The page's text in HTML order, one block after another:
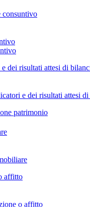
consuntivo
dei risultati attesi di
e dei risultati attesi
patrimonio
affitto
o affitto